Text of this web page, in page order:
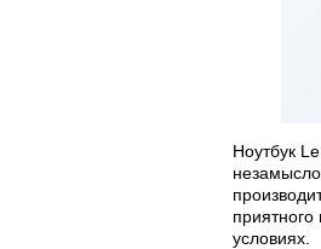
Ноутбук
условиях.